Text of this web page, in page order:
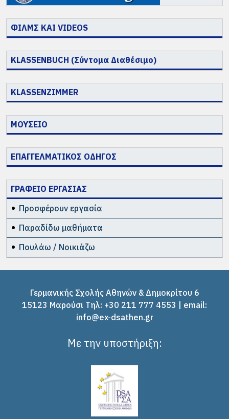
ΦΙΛΜΣ ΚΑΙ VIDEOS
KLASSENBUCH (Σύντομα Διαθέσιμο)
KLASSENZIMMER
ΜΟΥΣΕΙΟ
ΕΠΑΓΓΕΛΜΑΤΙΚΟΣ ΟΔΗΓΟΣ
ΓΡΑΦΕΙΟ ΕΡΓΑΣΙΑΣ
Προσφέρουν εργασία
Παραδίδω μαθήματα
Πουλάω / Νοικιάζω
Γερμανικής Σχολής Αθηνών & Δημοκρίτου 6
15123 Μαρούσι Tηλ: +30 211 777 4553 | email:
info@ex-dsathen.gr
Με την υποστήριξη: